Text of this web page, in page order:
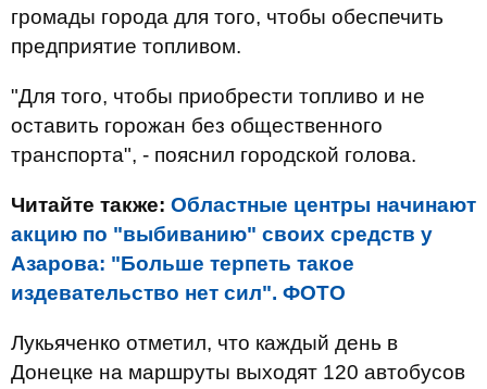
громады города для того, чтобы обеспечить
предприятие топливом.
"Для того, чтобы приобрести топливо и не
оставить горожан без общественного
транспорта", - пояснил городской голова.
Читайте также: Областные центры начинают
акцию по "выбиванию" своих средств у
Азарова: "Больше терпеть такое
издевательство нет сил". ФОТО
Лукьяченко отметил, что каждый день в
Донецке на маршруты выходят 120 автобусов